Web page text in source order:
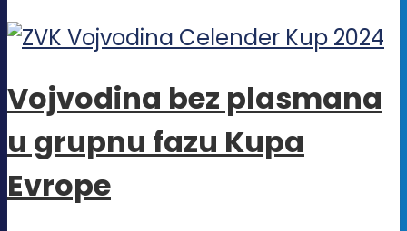
Vojvodina bez plasmana
u grupnu fazu Kupa
Evrope